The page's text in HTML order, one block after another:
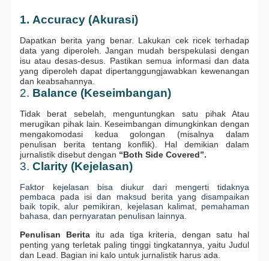
1. Accuracy (Akurasi)
Dapatkan berita yang benar. Lakukan cek ricek terhadap
data yang diperoleh. Jangan mudah berspekulasi dengan
isu atau desas-desus. Pastikan semua informasi dan data
yang diperoleh dapat dipertanggungjawabkan kewenangan
dan keabsahannya.
2. Balance (Keseimbangan)
Tidak berat sebelah, menguntungkan satu pihak Atau
merugikan pihak lain. Keseimbangan dimungkinkan dengan
mengakomodasi kedua golongan (misalnya dalam
penulisan berita tentang konflik). Hal demikian dalam
jurnalistik disebut dengan “Both Side Covered”.
3. Clarity (Kejelasan)
Faktor kejelasan bisa diukur dari mengerti tidaknya
pembaca pada isi dan maksud berita yang disampaikan
baik topik, alur pemikiran, kejelasan kalimat, pemahaman
bahasa, dan pernyaratan penulisan lainnya.
Penulisan Berita itu ada tiga kriteria, dengan satu hal
penting yang terletak paling tinggi tingkatannya, yaitu Judul
dan Lead. Bagian ini kalo untuk jurnalistik harus ada.